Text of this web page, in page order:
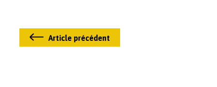
Article précédent